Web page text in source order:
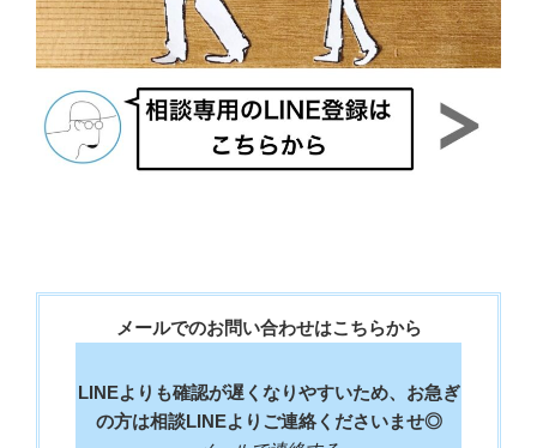
メールでのお問い合わせはこちらから
LINEよりも確認が遅くなりやすいため、お急ぎ
の方は相談LINEよりご連絡くださいませ◎